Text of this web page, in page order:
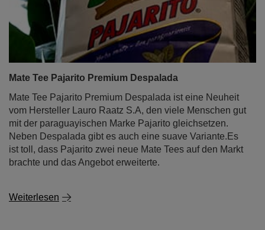
Mate Tee Pajarito Premium Despalada
Mate Tee Pajarito Premium Despalada ist eine Neuheit
vom Hersteller Lauro Raatz S.A, den viele Menschen gut
mit der paraguayischen Marke Pajarito gleichsetzen.
Neben Despalada gibt es auch eine suave Variante.Es
ist toll, dass Pajarito zwei neue Mate Tees auf den Markt
brachte und das Angebot erweiterte.
Weiterlesen